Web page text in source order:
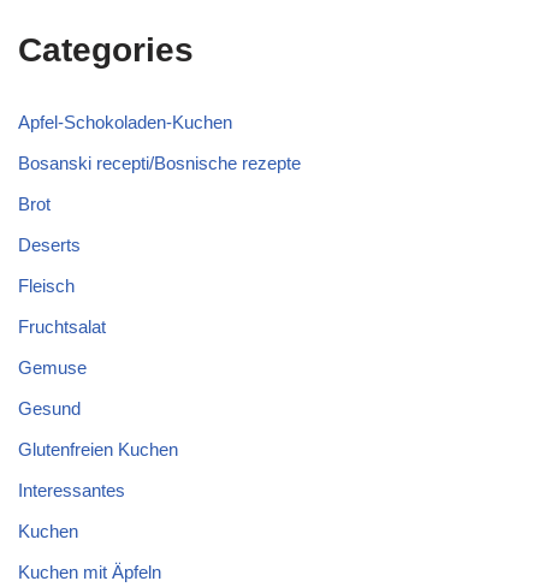
Categories
Apfel-Schokoladen-Kuchen
Bosanski recepti/Bosnische rezepte
Brot
Deserts
Fleisch
Fruchtsalat
Gemuse
Gesund
Glutenfreien Kuchen
Interessantes
Kuchen
Kuchen mit Äpfeln